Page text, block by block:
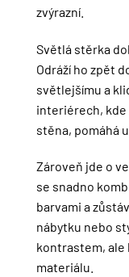
zvýrazní.
Světlá stěrka
Odráží ho zpět
světlejšímu a
interiérech, kde
stěna, pomáhá
Zároveň jde o
se snadno
barvami a
nábytku nebo
kontrastem, ale
materiálu.